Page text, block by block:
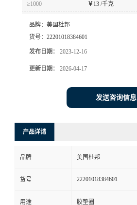
留
言
≥1000 ￥ 13 /千克
品牌： 美国杜邦
货号： 22201018384601
发布日期： 2023-12-16
更新日期： 2026-04-17
发送咨询信息
产品详请
品牌 美国杜邦
货号 22201018384601
用途 胶垫圈